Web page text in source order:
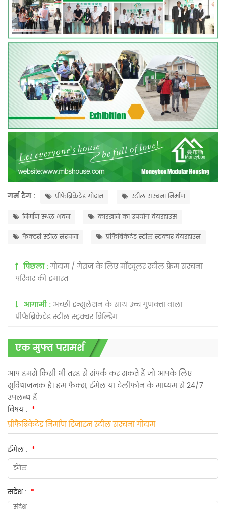
गर्म टैग : प्रीफैब्रिकेटेड गोदाम स्टील संरचना निर्माण
निर्माण स्थल भवन कारखाने का उपयोग वेयरहाउस
फैक्टरी स्टील संरचना प्रीफैब्रिकेटेड स्टील स्ट्रक्चर वेयरहाउस
पिछला :गोदाम / गेराज के लिए मॉड्यूलर स्टील फ्रेम संरचना
परिवार की इमारत
आगामी : अच्छी इन्सुलेशन के साथ उच्च गुणवत्ता वाला
प्रीफ़ैब्रिकेटेड स्टील स्ट्रक्चर बिल्डिंग
एक मुफ्त परामर्श
आप हमसे किसी भी तरह से संपर्क कर सकते हैं जो आपके लिए
सुविधाजनक है। हम फैक्स, ईमेल या टेलीफोन के माध्यम से 24/7
उपलब्ध हैं
विषय : *
प्रीफैब्रिकेटेड निर्माण डिजाइन स्टील संरचना गोदाम
ईमेल : *
संदेश : *